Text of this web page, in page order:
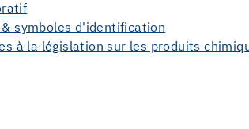
symboles d'identification
à la législation sur les produits